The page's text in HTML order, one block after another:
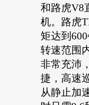
和路虎V8
机。 路虎
矩达到
转速范围
非常充沛
捷，高速
从静止加